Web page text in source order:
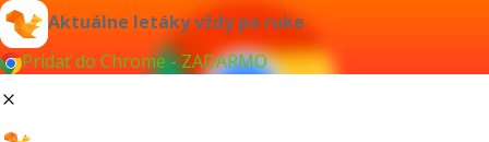
Aktuálne letáky vždy po ruke
Pridať do Chrome - ZADARMO